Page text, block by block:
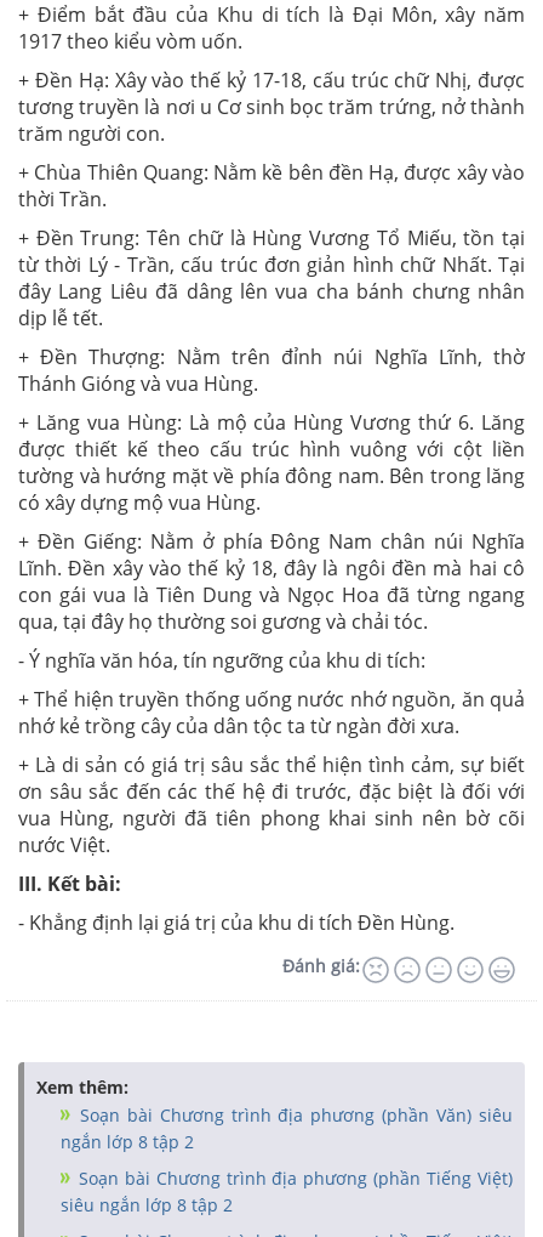
+ Điểm bắt đầu của Khu di tích là Đại Môn, xây năm
1917 theo kiểu vòm uốn.
+ Đền Hạ: Xây vào thế kỷ 17-18, cấu trúc chữ Nhị, được
tương truyền là nơi u Cơ sinh bọc trăm trứng, nở thành
trăm người con.
+ Chùa Thiên Quang: Nằm kề bên đền Hạ, được xây vào
thời Trần.
+ Đền Trung: Tên chữ là Hùng Vương Tổ Miếu, tồn tại
từ thời Lý - Trần, cấu trúc đơn giản hình chữ Nhất. Tại
đây Lang Liêu đã dâng lên vua cha bánh chưng nhân
dịp lễ tết.
+ Ðền Thượng: Nằm trên đỉnh núi Nghĩa Lĩnh, thờ
Thánh Gióng và vua Hùng.
+ Lăng vua Hùng: Là mộ của Hùng Vương thứ 6. Lăng
được thiết kế theo cấu trúc hình vuông với cột liền
tường và hướng mặt về phía đông nam. Bên trong lăng
có xây dựng mộ vua Hùng.
+ Đền Giếng: Nằm ở phía Đông Nam chân núi Nghĩa
Lĩnh. Đền xây vào thế kỷ 18, đây là ngôi đền mà hai cô
con gái vua là Tiên Dung và Ngọc Hoa đã từng ngang
qua, tại đây họ thường soi gương và chải tóc.
- Ý nghĩa văn hóa, tín ngưỡng của khu di tích:
+ Thể hiện truyền thống uống nước nhớ nguồn, ăn quả
nhớ kẻ trồng cây của dân tộc ta từ ngàn đời xưa.
+ Là di sản có giá trị sâu sắc thể hiện tình cảm, sự biết
ơn sâu sắc đến các thế hệ đi trước, đặc biệt là đối với
vua Hùng, người đã tiên phong khai sinh nên bờ cõi
nước Việt.
III. Kết bài:
- Khẳng định lại giá trị của khu di tích Đền Hùng.
Đánh giá:
Xem thêm:
Soạn bài Chương trình địa phương (phần Văn) siêu
ngắn lớp 8 tập 2
Soạn bài Chương trình địa phương (phần Tiếng Việt)
siêu ngắn lớp 8 tập 2